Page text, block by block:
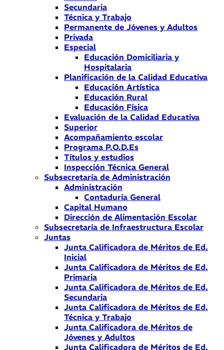
Secundaria
Técnica y Trabajo
Permanente de Jóvenes y Adultos
Privada
Especial
Educación Domiciliaria y
Hospitalaria
Planificación de la Calidad Educativa
Educación Artística
Educación Rural
Educación Física
Evaluación de la Calidad Educativa
Superior
Acompañamiento escolar
Programa P.O.D.Es
Títulos y estudios
Inspección Técnica General
Subsecretaría de Administración
Administración
Contaduría General
Capital Humano
Dirección de Alimentación Escolar
Subsecretaría de Infraestructura Escolar
Juntas
Junta Calificadora de Méritos de Ed.
Inicial
Junta Calificadora de Méritos de Ed.
Primaria
Junta Calificadora de Méritos de Ed.
Secundaria
Junta Calificadora de Méritos de Ed.
Técnica y Trabajo
Junta Calificadora de Méritos de
Jóvenes y Adultos
Junta Calificadora de Méritos de Ed.